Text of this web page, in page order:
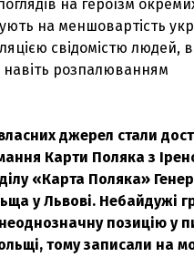
на героїзм
на меншовартість
свідомістю людей,
навіть розпалюванням
джерел стали
Карти Поляка з
«Карта Поляка»
у Львові. Небайдужі
позицію у
тому записали на